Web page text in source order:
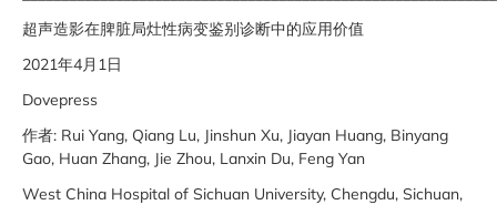
超声造影在脾脏局灶性病变鉴别诊断中的应用价值
2021年4月1日
Dovepress
作者: Rui Yang, Qiang Lu, Jinshun Xu, Jiayan Huang, Binyang
Gao, Huan Zhang, Jie Zhou, Lanxin Du, Feng Yan
West China Hospital of Sichuan University, Chengdu, Sichuan,